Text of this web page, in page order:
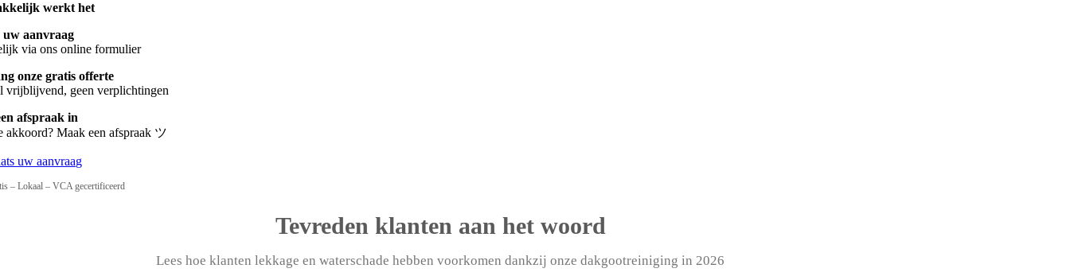
werkt het
uw aanvraag
via ons online formulier
onze gratis offerte
vrijblijvend, geen verplichtingen
afspraak in
akkoord? Maak een afspraak ツ
uw aanvraag
– Lokaal – VCA gecertificeerd
Tevreden klanten aan het woord
Lees hoe klanten lekkage en waterschade hebben voorkomen dankzij onze dakgootreiniging in 2026